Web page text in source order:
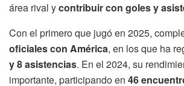
área rival ycontribuir con goles y
Con el primero que jugó en 2025,
oficiales con América, en los que ha
y 8 asistencias. En el 2024, su
importante, participando en 46